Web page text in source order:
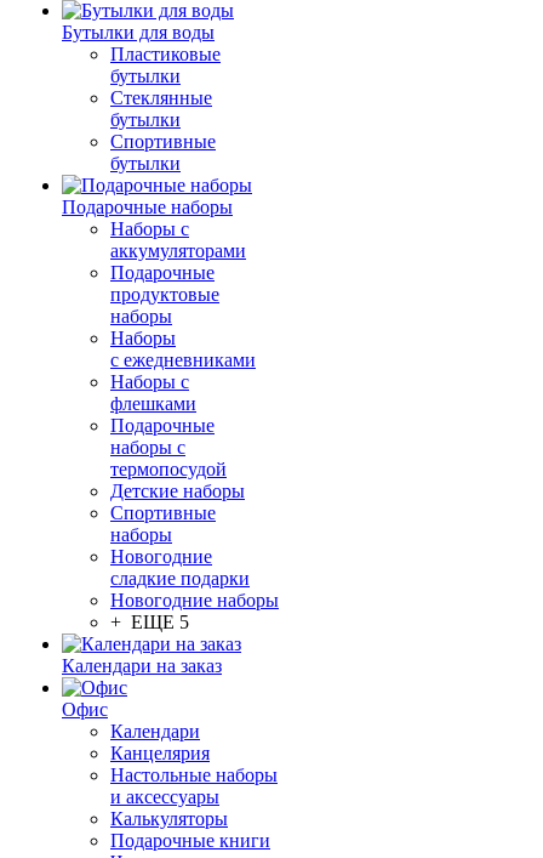
Бутылки для воды
Пластиковые
бутылки
Стеклянные
бутылки
Спортивные
бутылки
Подарочные наборы
Наборы с
аккумуляторами
Подарочные
продуктовые
наборы
Наборы
с ежедневниками
Наборы с
флешками
Подарочные
наборы с
термопосудой
Детские наборы
Спортивные
наборы
Новогодние
сладкие подарки
Новогодние наборы
+ ЕЩЕ 5
Календари на заказ
Офис
Календари
Канцелярия
Настольные наборы
и аксессуары
Калькуляторы
Подарочные книги